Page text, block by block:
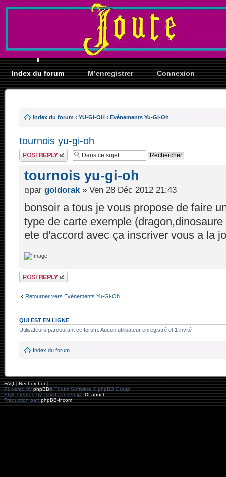
Index du forum M’enregistrer Connexion
Index du forum ‹ YU-GI-OH ‹ Evénements Yu-Gi-Oh
tournois yu-gi-oh
Répondre
tournois yu-gi-oh
par goldorak» Ven 28 Déc 2012 21:43
bonsoir a tous je vous propose de faire
type de carte exemple
ete d'accord avec ça inscriver vous a la
Répondre
Retourner vers Evénements Yu-Gi-Oh
QUI EST EN LIGNE
Utilisateurs parcourant ce forum: Aucun utilisateur enregistré et 1 invité
Index du forum
FAQ|Rechercher|
Powered byphpBB® Forum Software © phpBB Group
Style created by David Jansen @IDLaunch
Traduction par:phpBB-fr.com